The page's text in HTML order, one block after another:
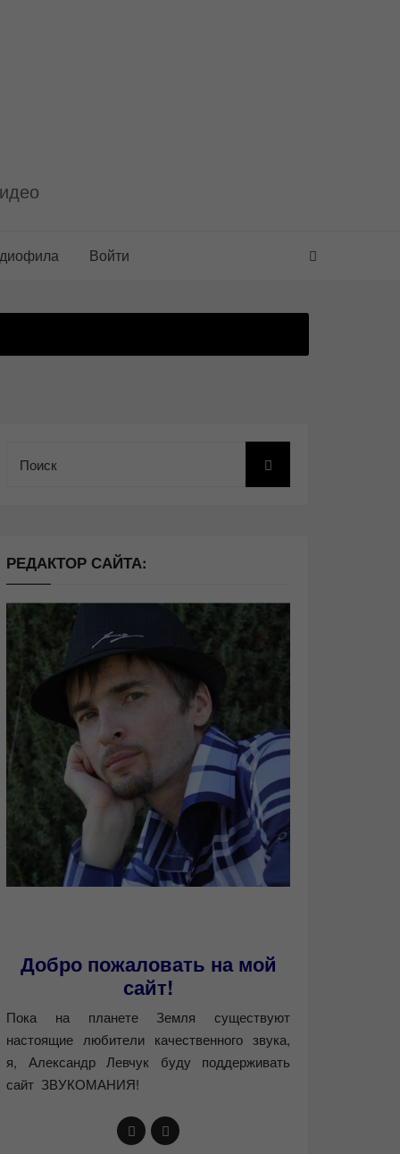
Войти
РЕДАКТОР САЙТА:
Добро пожаловать на мой
сайт!
Пока на планете Земля существуют
настоящие любители качественного звука,
я, Александр Левчук буду поддерживать
сайт ЗВУКОМАНИЯ!